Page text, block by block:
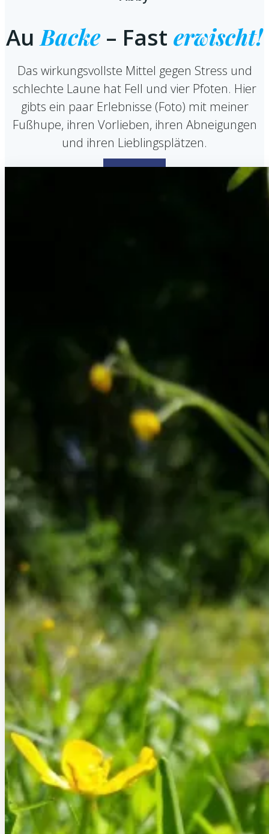
AuBacke– Fast erwischt!
Das wirkungsvollste Mittel gegen Stress und
schlechte Laune hat Fell und vier Pfoten. Hier
gibts ein paar Erlebnisse (Foto) mit meiner
Fußhupe, ihren Vorlieben, ihren Abneigungen
und ihren Lieblingsplätzen.